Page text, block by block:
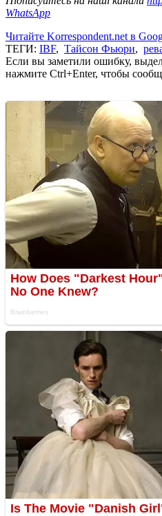
WhatsApp
Читайте Korrespondent.net в
ТЕГИ: IBF, Тайсон Фьюри,
Если вы заметили ошибку,
нажмите Ctrl+Enter, чтобы